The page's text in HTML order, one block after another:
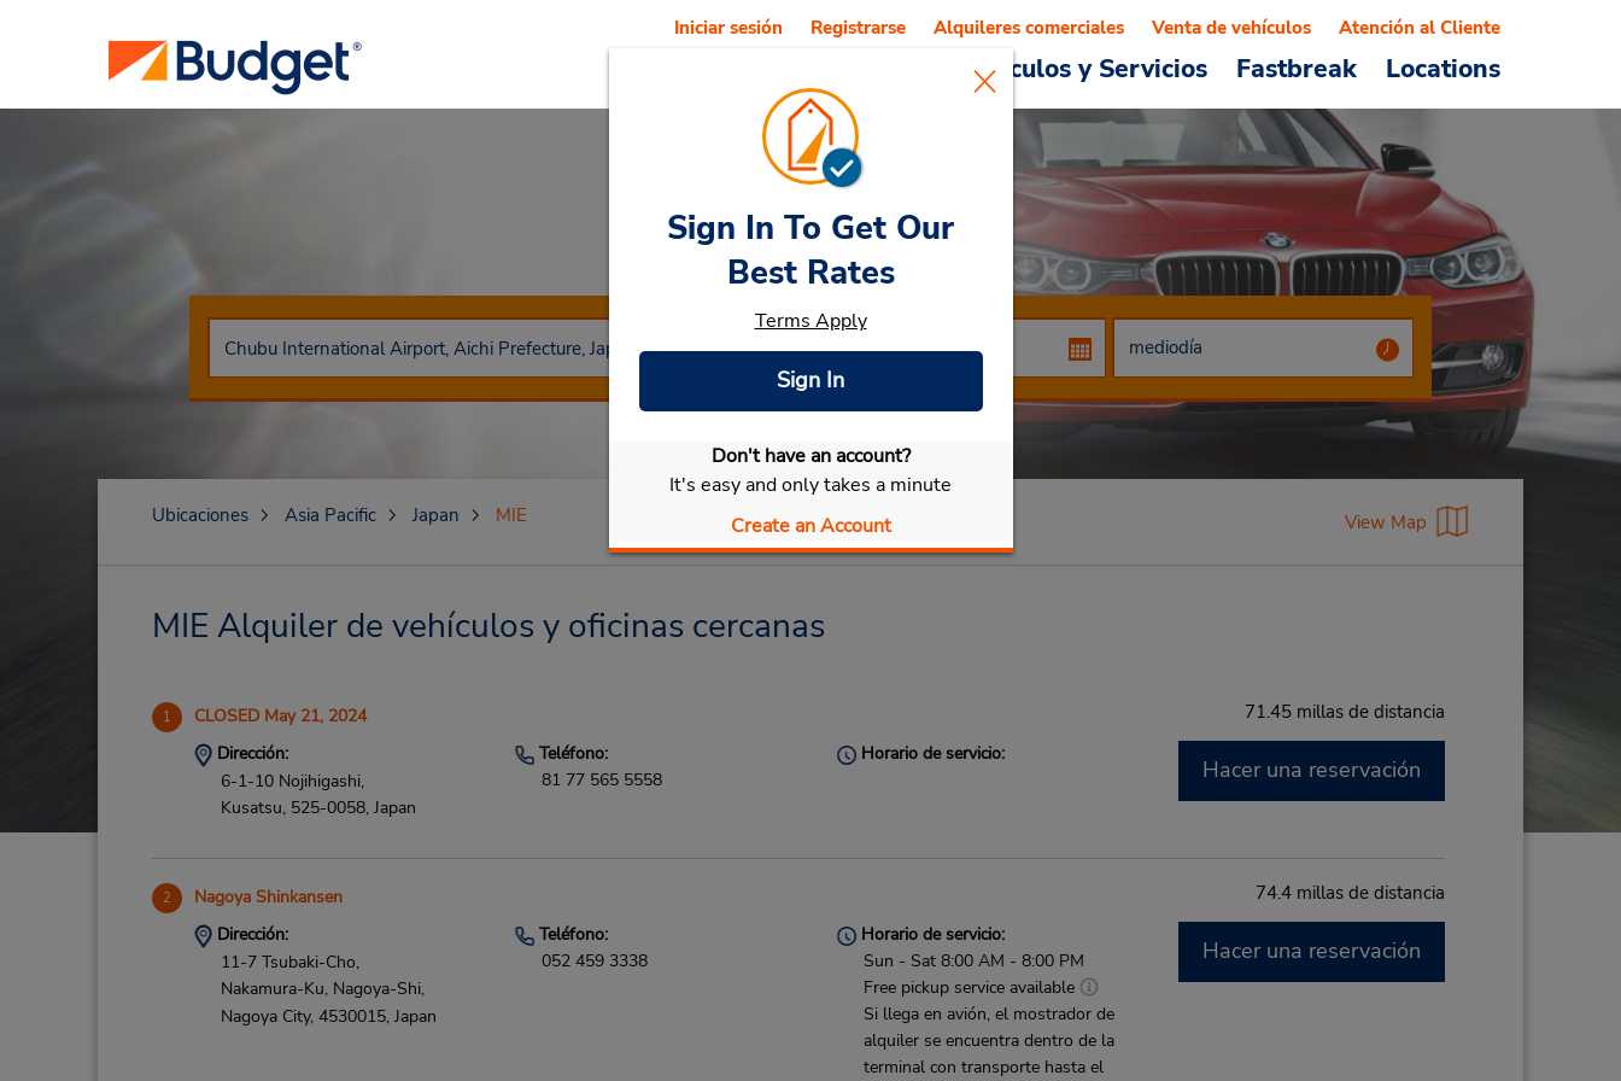
Vehículos y Servicios Fastbreak Locations
Iniciar sesión Registrarse Alquileres comerciales Venta de vehículos Atención al Cliente
Car RentalMIE
Seleccionar mi vehículo
Sign In To Get Our
Best Rates
Terms Apply
Sign In
Don't have an account?
It's easy and only takes a minute
Create an Account
Ubicaciones Asia Pacific Japan MIE View Map
MIE Alquiler de vehículos y oficinas cercanas
1 CLOSED May 21, 2024 71.45 millas de distancia
Dirección:
6-1-10 Nojihigashi,
Kusatsu, 525-0058, Japan
Teléfono:
81 77 565 5558
Horario de servicio:
Hacer una reservación
2 Nagoya Shinkansen 74.4 millas de distancia
Dirección:
11-7 Tsubaki-Cho,
Nakamura-Ku, Nagoya-Shi,
Nagoya City, 4530015, Japan
Teléfono:
052 459 3338
Horario de servicio:
Sun - Sat 8:00 AM - 8:00 PM
Free pickup service available
Si llega en avión, el mostrador de
alquiler se encuentra dentro de la
terminal con transporte hasta el
Hacer una reservación